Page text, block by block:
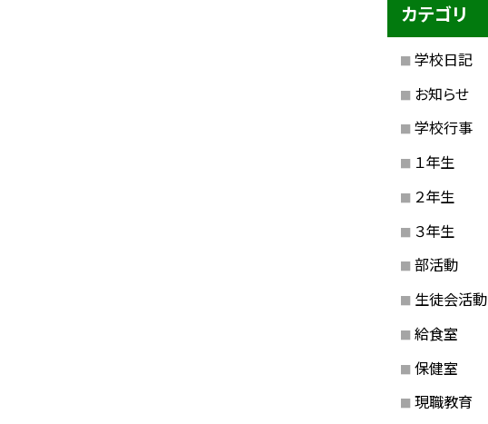
カテゴリ
学校日記
お知らせ
学校行事
１年生
２年生
３年生
部活動
生徒会活動
給食室
保健室
現職教育